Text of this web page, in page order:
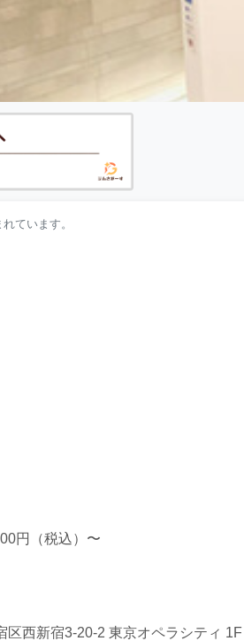
ています。
円（税込）〜
区西新宿3-20-2 東京オペラシティ 1F